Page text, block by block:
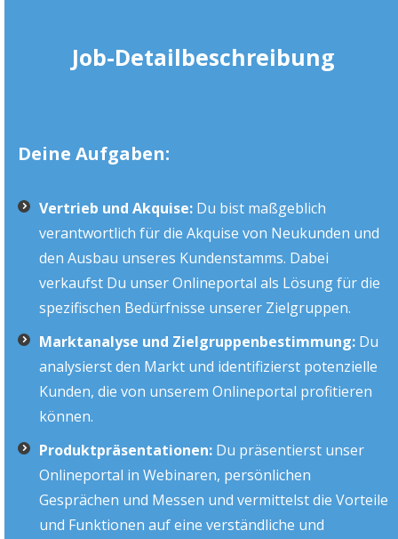
Job-Detailbeschreibung
Deine Aufgaben:
Vertrieb und Akquise: Du bist maßgeblich
verantwortlich für die Akquise von Neukunden und
den Ausbau unseres Kundenstamms. Dabei
verkaufst Du unser Onlineportal als Lösung für die
spezifischen Bedürfnisse unserer Zielgruppen.
Marktanalyse und Zielgruppenbestimmung: Du
analysierst den Markt und identifizierst potenzielle
Kunden, die von unserem Onlineportal profitieren
können.
Produktpräsentationen: Du präsentierst unser
Onlineportal in Webinaren, persönlichen
Gesprächen und Messen und vermittelst die Vorteile
und Funktionen auf eine verständliche und